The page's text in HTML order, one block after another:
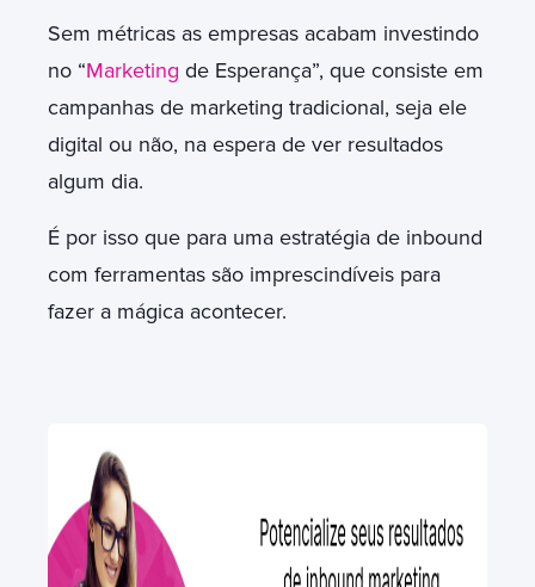
Sem métricas as empresas acabam investindo
no “Marketing de Esperança”, que consiste em
campanhas de marketing tradicional, seja ele
digital ou não, na espera de ver resultados
algum dia.
É por isso que para uma estratégia de inbound
com ferramentas são imprescindíveis para
fazer a mágica acontecer.